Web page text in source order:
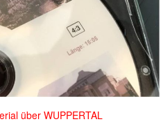
über WUPPERTAL